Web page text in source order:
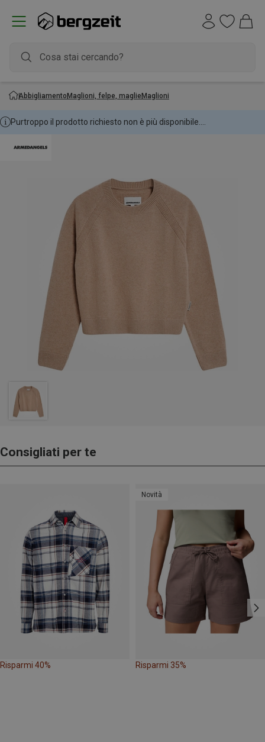
AbbigliamentoMaglioni, felpe, maglieMaglioni
Purtroppo il prodotto richiesto non è più disponibile....
Consigliati per te
Risparmi 40%
Novità
Risparmi 35%